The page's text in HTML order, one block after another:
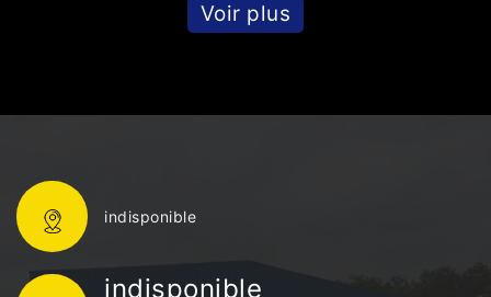
Voir plus
indisponible
indisponible